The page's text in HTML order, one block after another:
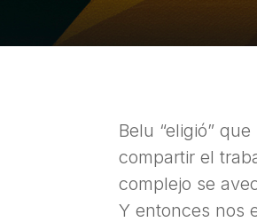
Belu “eligió”
compartir el
complejo se
Y entonces nos